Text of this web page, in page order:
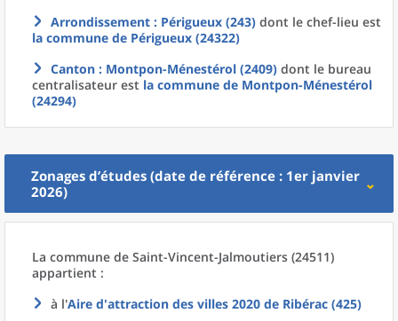
Arrondissement : Périgueux (243) dont le chef-lieu est
la commune de Périgueux (24322)
Canton : Montpon-Ménestérol (2409) dont le bureau
centralisateur est la commune de Montpon-Ménestérol
(24294)
Zonages d’études (date de référence : 1er janvier
2026)
La commune de Saint-Vincent-Jalmoutiers (24511)
appartient :
à l'Aire d'attraction des villes 2020 de Ribérac (425)